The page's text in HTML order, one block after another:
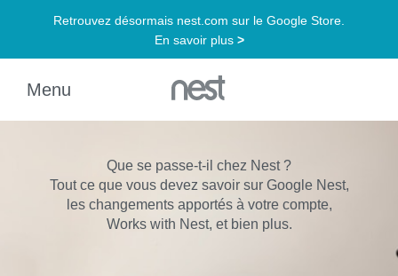
Que se passe-t-il chez Nest ?
Tout ce que vous devez savoir sur Google Nest,
les changements apportés à votre compte,
Works with Nest, et bien plus.